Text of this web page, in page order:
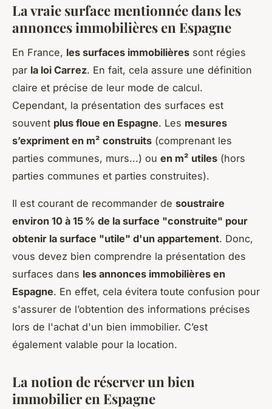
La vraie surface mentionnée dans les
annonces immobilières en Espagne
En France, les surfaces immobilières sont régies
par la loi Carrez. En fait, cela assure une définition
claire et précise de leur mode de calcul.
Cependant, la présentation des surfaces est
souvent plus floue en Espagne. Les mesures
s’expriment en m² construits (comprenant les
parties communes, murs...) ou en m² utiles (hors
parties communes et parties construites).
Il est courant de recommander de soustraire
environ 10 à 15 % de la surface "construite" pour
obtenir la surface "utile" d'un appartement. Donc,
vous devez bien comprendre la présentation des
surfaces dans les annonces immobilières en
Espagne. En effet, cela évitera toute confusion pour
s'assurer de l’obtention des informations précises
lors de l'achat d'un bien immobilier. C’est
également valable pour la location.
La notion de réserver un bien
immobilier en Espagne